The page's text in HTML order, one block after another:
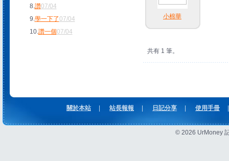
8.讚07/04
9.學一下了07/04
10.讚一個07/04
小棉華
共有 1 筆。
關於本站 站長報報 日記分享 使用手冊
© 2026 UrMoney